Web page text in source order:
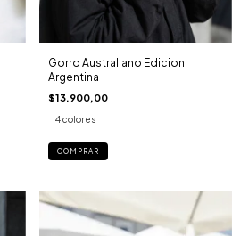
Gorro Australiano Edicion
Argentina
$13.900,00
4 colores
COMPRAR